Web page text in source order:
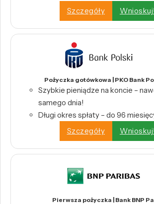
Szczegóły
Wnioskuj!
Pożyczka gotówkowa | PKO Bank
Szybkie pieniądze na koncie –
samego dnia!
Długi okres spłaty – do 96
Szczegóły
Wnioskuj!
Pierwsza pożyczka | Bank BNP